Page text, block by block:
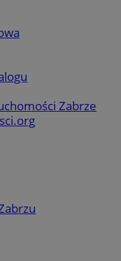
Zabrze